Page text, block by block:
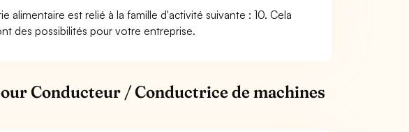
est relié à la famille d'activité suivante : 10. Cela
des possibilités pour votre entreprise.
Conducteur / Conductrice de machines